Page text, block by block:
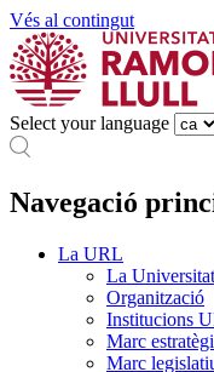
Vés al contingut
Select your language
Navegació
La URL
La Universitat
Organització
Institucions
Marc
Marc